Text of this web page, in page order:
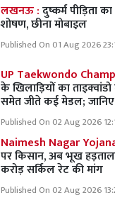
लखनऊ :दुष्कर्म पीड़िता
शोषण, छीना मोबाइल
Published On 01 Aug 2026
UP Taekwondo
के खिलाड़ियों का
समेत जीते कई मेडल; जानिए
Published On 02 Aug 2026
Naimesh Nagar
पर किसान, अब भूख
करोड़ सर्किल रेट की मांग
Published On 02 Aug 2026